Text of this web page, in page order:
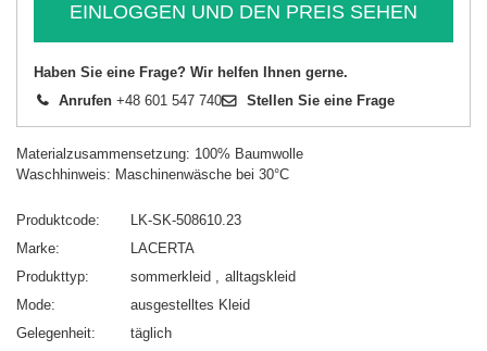
EINLOGGEN UND DEN PREIS SEHEN
Haben Sie eine Frage? Wir helfen Ihnen gerne.
Anrufen +48 601 547 740 Stellen Sie eine Frage
Materialzusammensetzung: 100% Baumwolle
Waschhinweis: Maschinenwäsche bei 30°C
Produktcode
LK-SK-508610.23
Marke
LACERTA
Produkttyp
sommerkleid
alltagskleid
Mode
ausgestelltes Kleid
Gelegenheit
täglich